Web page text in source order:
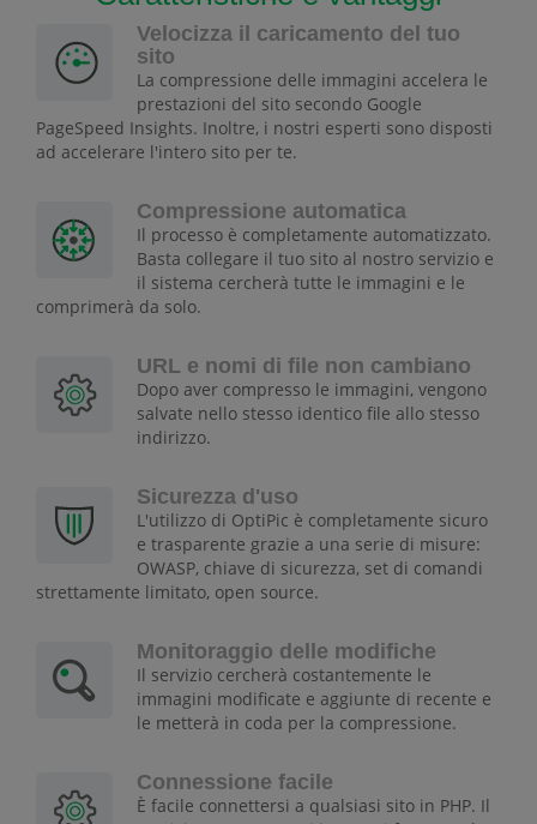
Velocizza il caricamento del tuo
sito
La compressione delle immagini accelera le
prestazioni del sito secondo Google
PageSpeed Insights. Inoltre, i nostri esperti sono disposti
ad accelerare l'intero sito per te.
Compressione automatica
Il processo è completamente automatizzato.
Basta collegare il tuo sito al nostro servizio e
il sistema cercherà tutte le immagini e le
comprimerà da solo.
URL e nomi di file non cambiano
Dopo aver compresso le immagini, vengono
salvate nello stesso identico file allo stesso
indirizzo.
Sicurezza d'uso
L'utilizzo di OptiPic è completamente sicuro
e trasparente grazie a una serie di misure:
OWASP, chiave di sicurezza, set di comandi
strettamente limitato, open source.
Monitoraggio delle modifiche
Il servizio cercherà costantemente le
immagini modificate e aggiunte di recente e
le metterà in coda per la compressione.
Connessione facile
È facile connettersi a qualsiasi sito in PHP. Il